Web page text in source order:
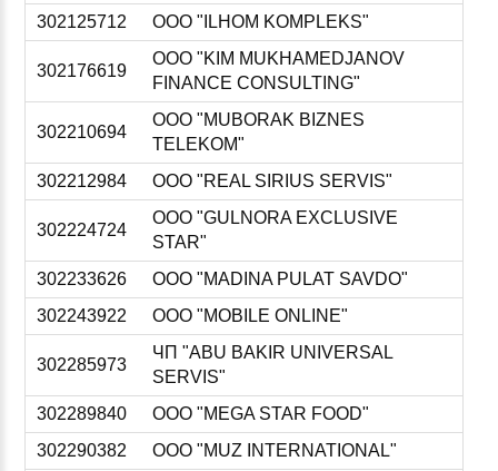
302125712
ООО "ILHOM KOMPLEKS"
302176619
ООО "KIM MUKHAMEDJANOV
FINANCE CONSULTING"
302210694
ООО "MUBORAK BIZNES
TELEKOM"
302212984
ООО "REAL SIRIUS SERVIS"
302224724
ООО "GULNORA EXCLUSIVE
STAR"
302233626
ООО "MADINA PULAT SAVDO"
302243922
ООО "MOBILE ONLINE"
302285973
ЧП "ABU BAKIR UNIVERSAL
SERVIS"
302289840
ООО "MEGA STAR FOOD"
302290382
ООО "MUZ INTERNATIONAL"